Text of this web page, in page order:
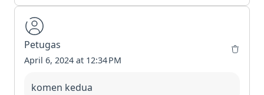
Petugas
April 6, 2024 at 12:34 PM
komen kedua